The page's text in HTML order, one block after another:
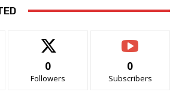
0
Followers
0
Subscribers